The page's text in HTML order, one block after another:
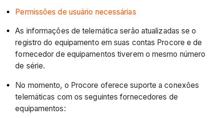
Permissões de usuário necessárias
As informações de telemática serão atualizadas se o
registro do equipamento em suas contas Procore e de
fornecedor de equipamentos tiverem o mesmo número
de série.
No momento, o Procore oferece suporte a conexões
telemáticas com os seguintes fornecedores de
equipamentos: